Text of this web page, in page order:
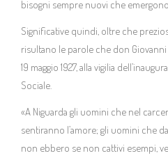
bisogni sempre nuovi che
Significative quindi, oltre che
risultano le parole che don
19 maggio 1927, alla vigilia
Sociale.
«A Niguarda gli uomini che nel
sentiranno l’amore; gli uomini che
non ebbero se non cattivi esempi,